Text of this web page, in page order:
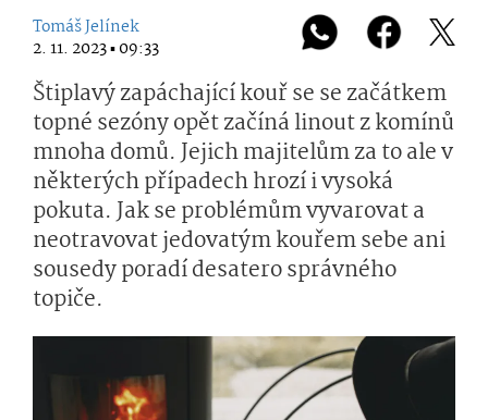
Tomáš Jelínek
2. 11. 2023 ▪ 09:33
Štiplavý zapáchající kouř se se začátkem
topné sezóny opět začíná linout z komínů
mnoha domů. Jejich majitelům za to ale v
některých případech hrozí i vysoká
pokuta. Jak se problémům vyvarovat a
neotravovat jedovatým kouřem sebe ani
sousedy poradí desatero správného
topiče.